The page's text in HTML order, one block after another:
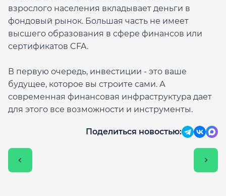
взрослого населения вкладывает деньги в
фондовый рынок. Большая часть не имеет
высшего образования в сфере финансов или
сертификатов CFA.
В первую очередь, инвестиции - это ваше
будущее, которое вы строите сами. А
современная финансовая инфраструктура дает
для этого все возможности и инструменты.
Поделиться новостью: